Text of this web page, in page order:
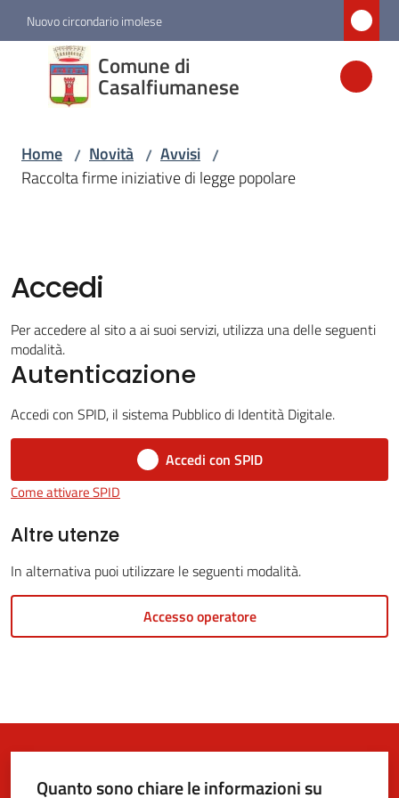
Vai al contenuto
Vai alla navigazione
Vai al footer
Nuovo circondario imolese
Comune di
Casalfiumanese
Comune di
Casalfiumanese
Amministrazione
Servizi
Vivere
Casalfiumanese
5x1000
Servizi
line
Tutti
Home / Novità / Avvisi /
Raccolta firme iniziative di legge popolare
Accedi
Per accedere al sito a ai suoi servizi, utilizza una delle seguenti
modalità.
Autenticazione
Accedi con SPID, il sistema Pubblico di Identità Digitale.
Accedi con SPID
Come attivare SPID
Altre utenze
In alternativa puoi utilizzare le seguenti modalità.
Accesso operatore
Quanto sono chiare le informazioni su